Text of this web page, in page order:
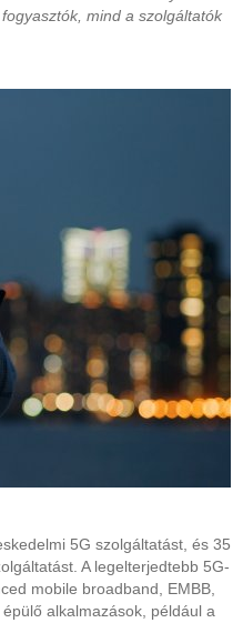
mind a szolgáltatók
5G szolgáltatást, és 35
A legelterjedtebb 5G-
mobile broadband, EMBB,
alkalmazások, például a